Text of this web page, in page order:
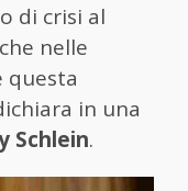
di crisi al
nelle
questa
in una
Schlein.